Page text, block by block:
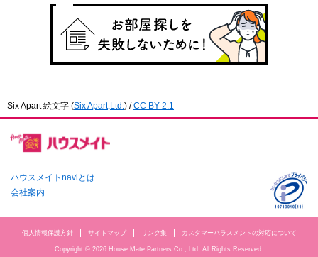
Six Apart 絵文字 (Six Apart,Ltd. ) /CC BY 2.1
ハウスメイトnaviとは
会社案内
個人情報保護方針 サイトマップ リンク集 カスタマーハラスメントの対応について
Copyright © 2026 House Mate Partners Co., Ltd. All Rights Reserved.